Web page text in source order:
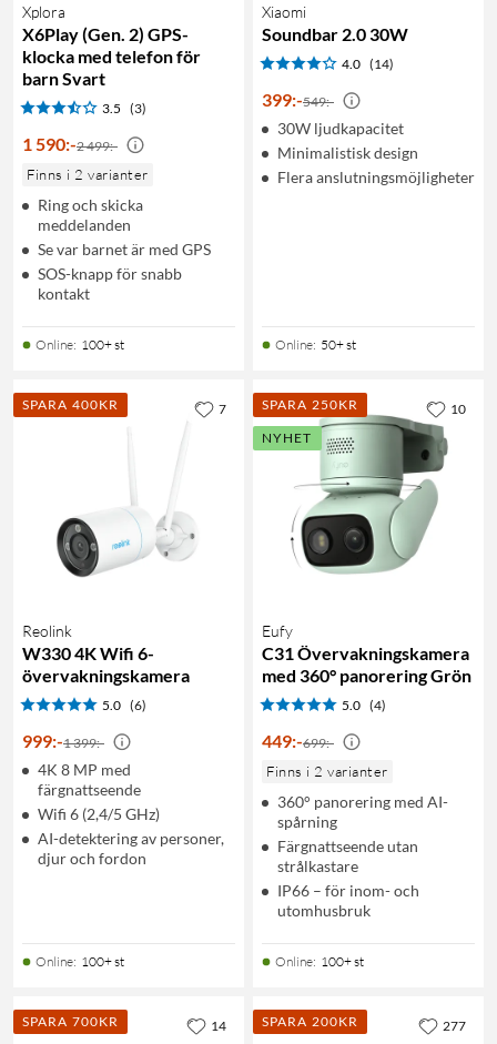
Xplora
X6Play (Gen. 2) GPS-
klocka med telefon för
barn Svart
3.5 (3)
1 590:-2 499:-
Finns i 2 varianter
Ring och skicka
meddelanden
Se var barnet är med GPS
SOS-knapp för snabb
kontakt
Online: 100+ st
Xiaomi
Soundbar 2.0 30W
4.0 (14)
399:-549:-
30W ljudkapacitet
Minimalistisk design
Flera anslutningsmöjligheter
Online: 50+ st
SPARA 400KR
Reolink
W330 4K Wifi 6-
övervakningskamera
5.0 (6)
999:-1 399:-
4K 8 MP med
färgnattseende
Wifi 6 (2,4/5 GHz)
AI-detektering av personer,
djur och fordon
Online: 100+ st
7
SPARA 250KR
NYHET
Eufy
C31 Övervakningskamera
med 360° panorering Grön
5.0 (4)
449:-699:-
Finns i 2 varianter
360° panorering med AI-
spårning
Färgnattseende utan
strålkastare
IP66 – för inom- och
utomhusbruk
Online: 100+ st
10
SPARA 700KR 14 SPARA 200KR 277